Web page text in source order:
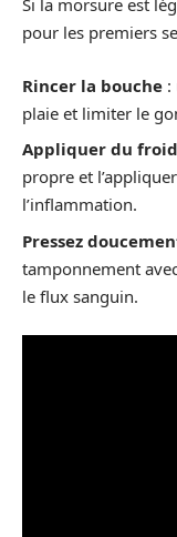
Si la morsure est
pour les premiers
Rincer la bouche :
plaie et limiter le
Appliquer du froid
propre et
l’inflammation.
Pressez
tamponnement
le flux sanguin.